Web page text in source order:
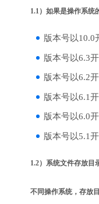
1.1）如果是操作系统
版本号以10.0
版本号以6.3
版本号以6.2
版本号以6.1
版本号以6.0
版本号以5.1
1.2）系统文件存放目
不同操作系统，存放